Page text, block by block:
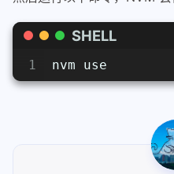
SHELL
1 nvm use